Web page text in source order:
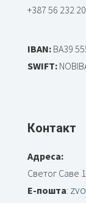
+387 56 232
IBAN:BA39
SWIFT:
Контакт
Адреса:
Светог Саве
Е-пошта: